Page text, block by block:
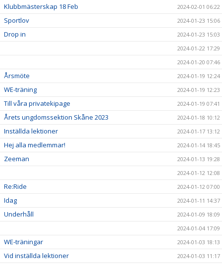
Klubbmästerskap 18 Feb 2024-02-01 06:22
Sportlov 2024-01-23 15:06
Drop in
2024-01-23 15:03
2024-01-22 17:29
2024-01-20 07:46
Årsmöte 2024-01-19 12:24
WE-träning 2024-01-19 12:23
Till våra privatekipage 2024-01-19 07:41
Årets ungdomssektion Skåne 2023 2024-01-18 10:12
Inställda lektioner 2024-01-17 13:12
Hej alla medlemmar! 2024-01-14 18:45
Zeeman
2024-01-13 19:28
2024-01-12 12:08
Re:Ride 2024-01-12 07:00
Idag 2024-01-11 14:37
Underhåll
2024-01-09 18:09
2024-01-04 17:09
WE-träningar 2024-01-03 18:13
Vid inställda lektioner 2024-01-03 11:17